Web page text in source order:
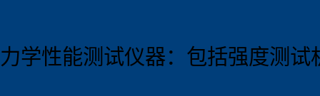
力学性能测试仪器：包括强度测